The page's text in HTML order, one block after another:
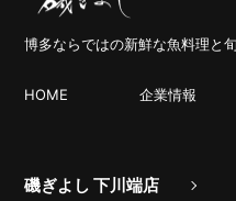
博多ならではの新鮮な魚料理と
HOME 企業情報
磯ぎよし 下川端店